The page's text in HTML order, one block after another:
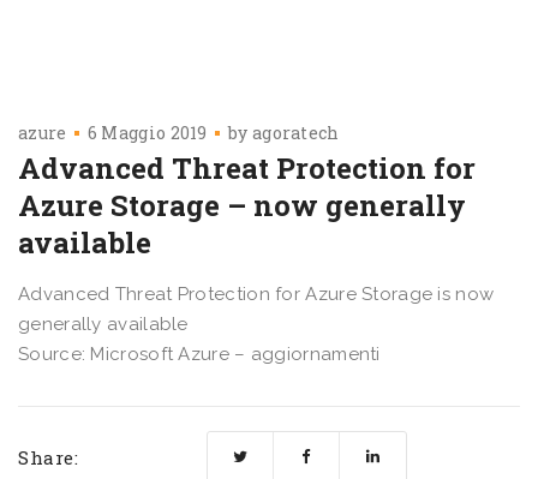
azure 6 Maggio 2019 by agoratech
Advanced Threat Protection for
Azure Storage – now generally
available
Advanced Threat Protection for Azure Storage is now
generally available
Source: Microsoft Azure – aggiornamenti
Share: